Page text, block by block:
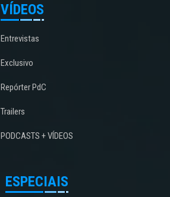
VÍDEOS
Entrevistas
Exclusivo
Repórter PdC
Trailers
PODCASTS + VÍDEOS
ESPECIAIS